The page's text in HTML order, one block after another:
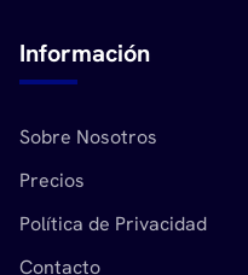
Información
Sobre Nosotros
Precios
Política de Privacidad
Contacto